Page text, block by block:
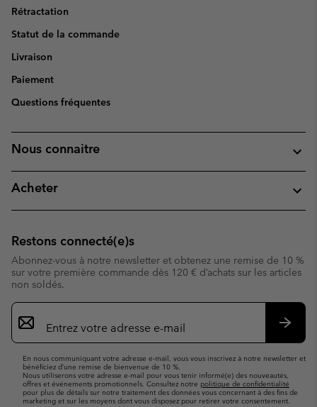
Rétractation
Statut de la commande
Livraison
Paiement
Questions fréquentes
Nous connaitre
Acheter
Restons connecté(e)s
Abonnez-vous à notre newsletter et obtenez une remise de 10 %
sur votre première commande dès 120 € d’achats sur les articles
non soldés.
Inscription
par
e-
En nous communiquant votre adresse e-mail, vous vous inscrivez à notre newsletter et
bénéficiez d’une remise de bienvenue de 10 %.
Nous utiliserons votre adresse e-mail pour vous tenir informé(e) des nouveautés,
offres et événements promotionnels. Consultez notre politique de confidentialité
pour plus de détails sur notre traitement des données vous concernant à des fins de
marketing et sur les moyens dont vous disposez pour retirer votre consentement.